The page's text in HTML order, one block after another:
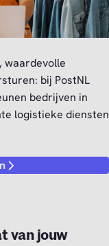
waardevolle
bij PostNL
bedrijven in
logistieke diensten
van jouw